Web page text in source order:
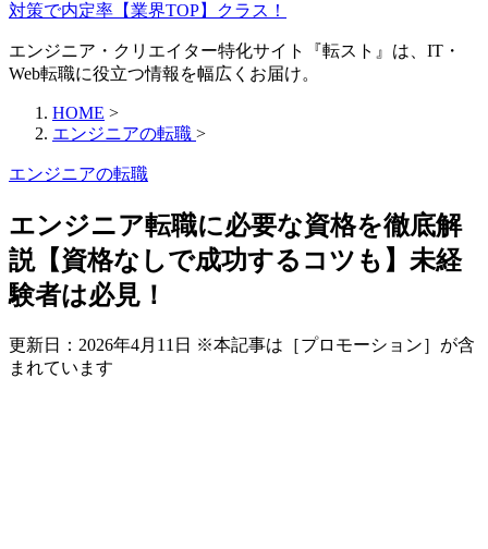
対策で内定率【業界TOP】クラス！
エンジニア・クリエイター特化サイト『転スト』は、IT・
Web転職に役立つ情報を幅広くお届け。
HOME >
エンジニアの転職 >
エンジニアの転職
エンジニア転職に必要な資格を徹底解
説【資格なしで成功するコツも】未経
験者は必見！
更新日： 2026年4月11日 ※本記事は［プロモーション］が含
まれています